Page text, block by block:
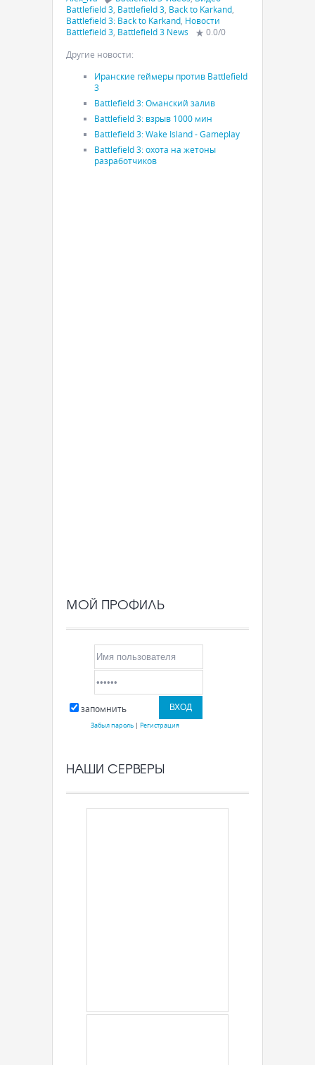
Battlefield 3, Battlefield 3, Back to Karkand,
Battlefield 3: Back to Karkand, Новости
Battlefield 3, Battlefield 3 News 0.0/0
Другие новости:
Иранские геймеры против Battlefield
3
Battlefield 3: Оманский залив
Battlefield 3: взрыв 1000 мин
Battlefield 3: Wake Island - Gameplay
Battlefield 3: охота на жетоны
разработчиков
МОЙ ПРОФИЛЬ
запомнить
Забыл пароль| Регистрация
НАШИ СЕРВЕРЫ